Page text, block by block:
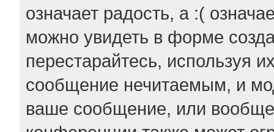
означает радость, а :(
можно увидеть в форме
перестарайтесь, используя
сообщение нечитаемым, и
ваше сообщение, или